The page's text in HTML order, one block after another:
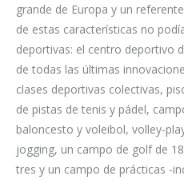
grande de Europa y un
de estas características no
deportivas: el centro deportivo
de todas las últimas
clases deportivas colectivas,
de pistas de tenis y pádel,
baloncesto y voleibol, volley-
jogging, un campo de golf de
tres y un campo de prácticas -